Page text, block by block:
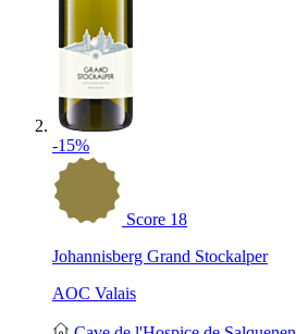
-15%
Score 18
Johannisberg Grand Stockalper
AOC Valais